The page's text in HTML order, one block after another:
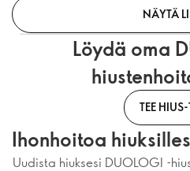
NÄYTÄ
Löydä oma
TEE HIUS-
Ihonhoitoa
Uudista hiuksesi DUOLOGI -